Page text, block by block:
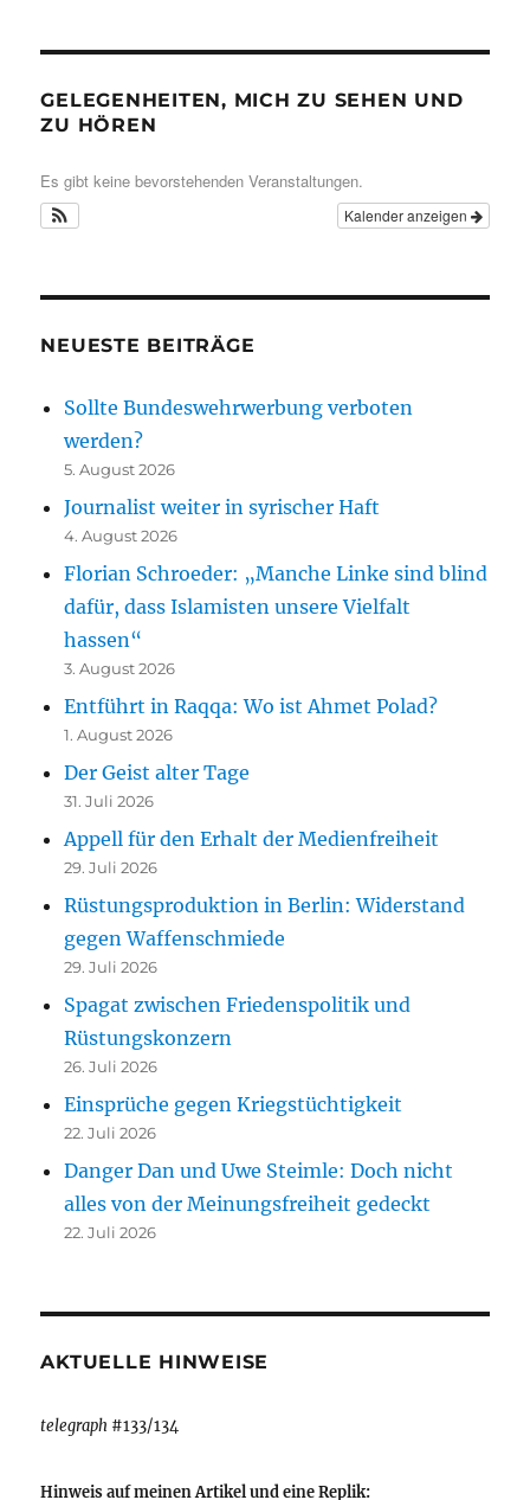
GELEGENHEITEN, MICH ZU SEHEN UND
ZU HÖREN
Es gibt keine bevorstehenden Veranstaltungen.
Kalender anzeigen
NEUESTE BEITRÄGE
Sollte Bundeswehrwerbung verboten
werden?
5. August 2026
Journalist weiter in syrischer Haft
4. August 2026
Florian Schroeder: „Manche Linke sind blind
dafür, dass Islamisten unsere Vielfalt
hassen“
3. August 2026
Entführt in Raqqa: Wo ist Ahmet Polad?
1. August 2026
Der Geist alter Tage
31. Juli 2026
Appell für den Erhalt der Medienfreiheit
29. Juli 2026
Rüstungsproduktion in Berlin: Widerstand
gegen Waffenschmiede
29. Juli 2026
Spagat zwischen Friedenspolitik und
Rüstungskonzern
26. Juli 2026
Einsprüche gegen Kriegstüchtigkeit
22. Juli 2026
Danger Dan und Uwe Steimle: Doch nicht
alles von der Meinungsfreiheit gedeckt
22. Juli 2026
AKTUELLE HINWEISE
telegraph #133/134
Hinweis auf meinen Artikel und eine Replik: